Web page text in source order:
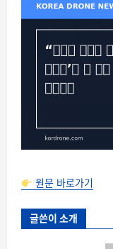
원문 바로가기
글쓴이 소개